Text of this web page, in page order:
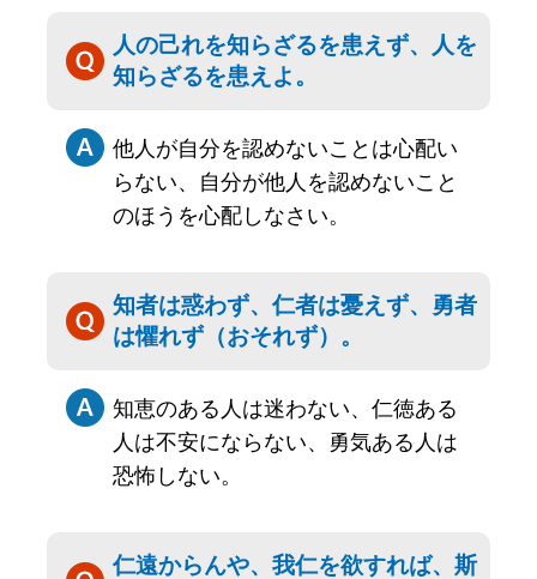
人の己れを知らざるを患えず、人を
知らざるを患えよ。
他人が自分を認めないことは心配い
らない、自分が他人を認めないこと
のほうを心配しなさい。
知者は惑わず、仁者は憂えず、勇者
は懼れず（おそれず）。
知恵のある人は迷わない、仁徳ある
人は不安にならない、勇気ある人は
恐怖しない。
仁遠からんや、我仁を欲すれば、斯